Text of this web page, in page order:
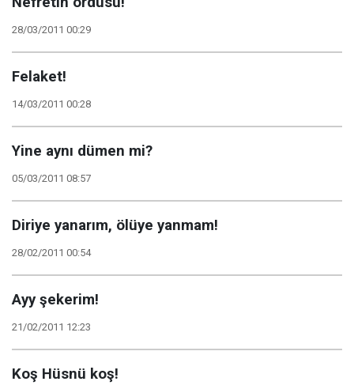
28/03/2011 00:29
Felaket!
14/03/2011 00:28
Yine aynı dümen mi?
05/03/2011 08:57
Diriye yanarım, ölüye yanmam!
28/02/2011 00:54
Ayy şekerim!
21/02/2011 12:23
Koş Hüsnü koş!